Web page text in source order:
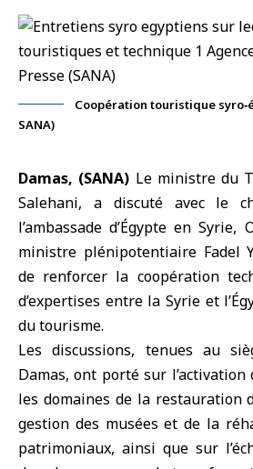
Coopération touristique
SANA)
Damas, (SANA) Le ministre du
Salehani, a discuté avec le
l’ambassade d’Égypte en Syrie,
ministre plénipotentiaire Fadel
de renforcer la coopération
d’expertises entre la Syrie et
du tourisme.
Les discussions, tenues au
Damas, ont porté sur
les domaines de la restauration
gestion des musées et de la
patrimoniaux, ainsi que sur